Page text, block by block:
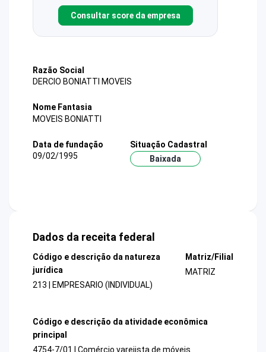
Consultar score da empresa
Razão Social
DERCIO BONIATTI MOVEIS
Nome Fantasia
MOVEIS BONIATTI
Data de fundação
09/02/1995
Situação Cadastral
Baixada
Dados da receita federal
Código e descrição da natureza
jurídica
213 | EMPRESARIO (INDIVIDUAL)
Matriz/Filial
MATRIZ
Código e descrição da atividade econômica
principal
4754-7/01 | Comércio varejista de móveis